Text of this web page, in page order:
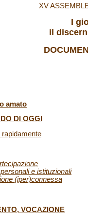
XV
I
il
amato
DI OGGI
e istituzionali
(iper)connessa
VOCAZIONE